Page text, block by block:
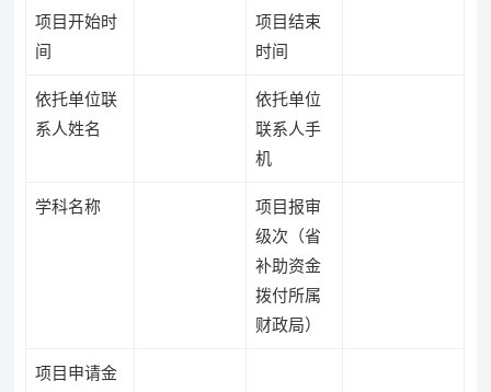
项目开始时
间
项目结束
时间
依托单位联
系人姓名
依托单位
联系人手
机
学科名称
项目报审
级次（省
补助资金
拨付所属
财政局）
项目申请金